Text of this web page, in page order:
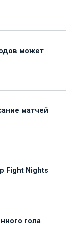
может
матчей
Fight Nights
гола